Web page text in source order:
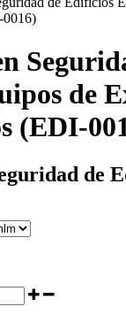
de
(EDI-
de